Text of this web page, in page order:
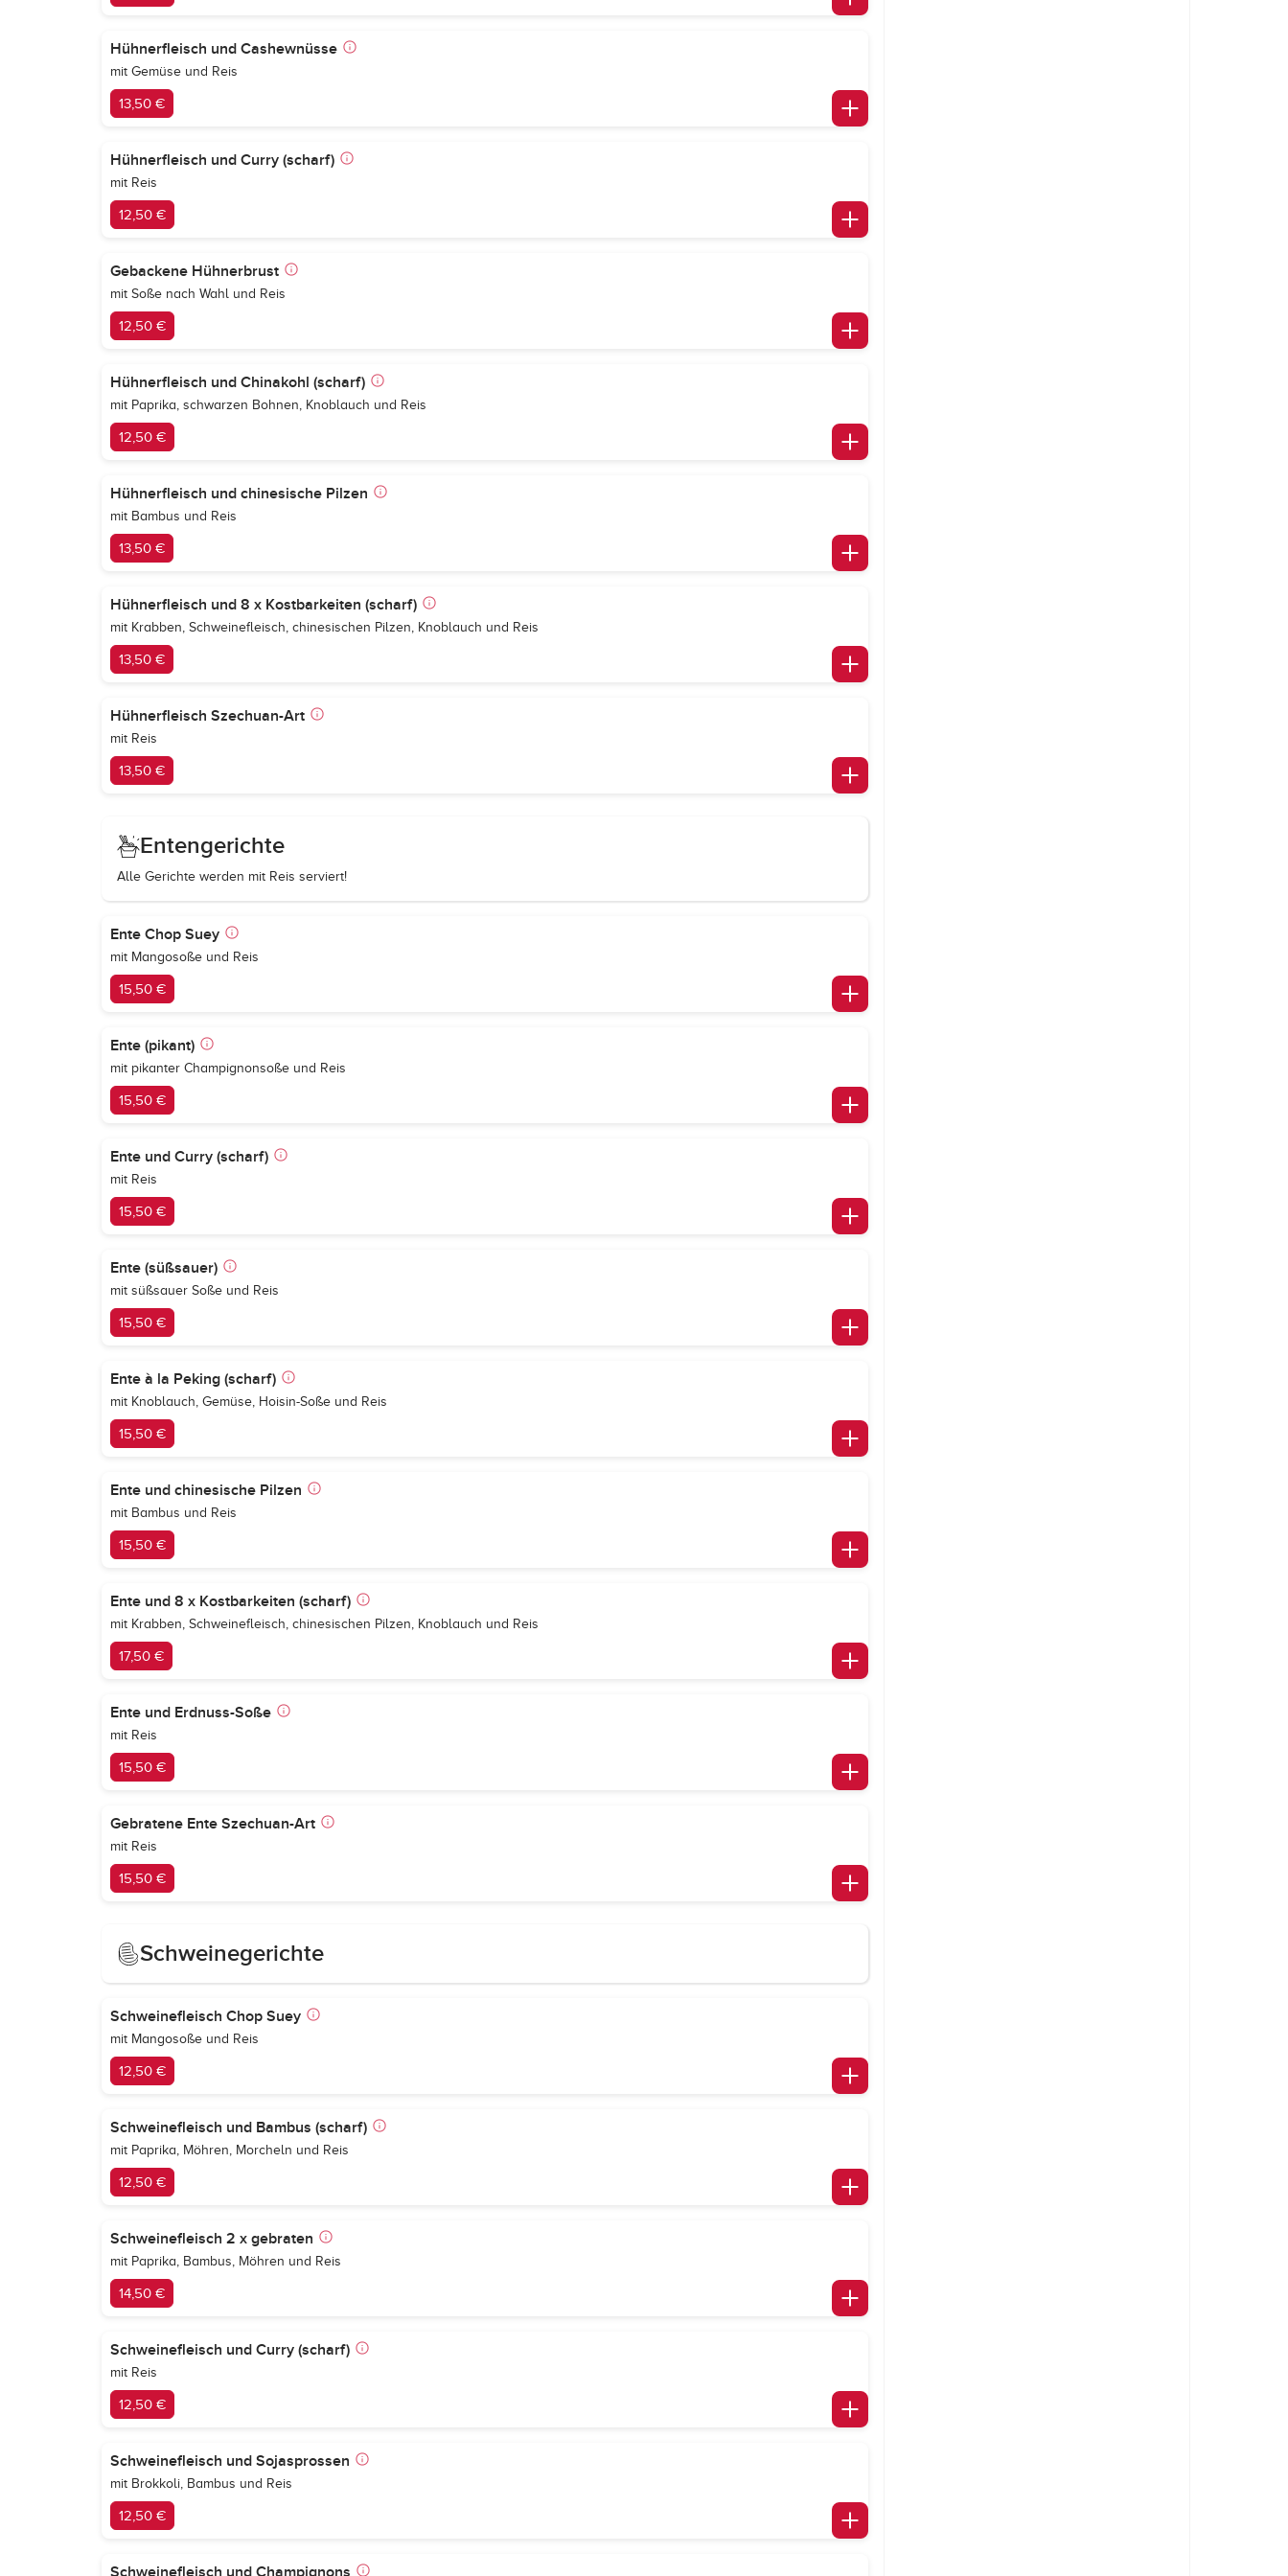
Hühnerfleisch und Cashewnüsse
mit Gemüse und Reis
13,50 €
Hühnerfleisch und Curry (scharf)
mit Reis
12,50 €
Gebackene Hühnerbrust
mit Soße nach Wahl und Reis
12,50 €
Hühnerfleisch und Chinakohl (scharf)
mit Paprika, schwarzen Bohnen, Knoblauch und Reis
12,50 €
Hühnerfleisch und chinesische Pilzen
mit Bambus und Reis
13,50 €
Hühnerfleisch und 8 x Kostbarkeiten (scharf)
mit Krabben, Schweinefleisch, chinesischen Pilzen, Knoblauch und Reis
13,50 €
Hühnerfleisch Szechuan-Art
mit Reis
13,50 €
Entengerichte
Alle Gerichte werden mit Reis serviert!
Ente Chop Suey
mit Mangosoße und Reis
15,50 €
Ente (pikant)
mit pikanter Champignonsoße und Reis
15,50 €
Ente und Curry (scharf)
mit Reis
15,50 €
Ente (süßsauer)
mit süßsauer Soße und Reis
15,50 €
Ente à la Peking (scharf)
mit Knoblauch, Gemüse, Hoisin-Soße und Reis
15,50 €
Ente und chinesische Pilzen
mit Bambus und Reis
15,50 €
Ente und 8 x Kostbarkeiten (scharf)
mit Krabben, Schweinefleisch, chinesischen Pilzen, Knoblauch und Reis
17,50 €
Ente und Erdnuss-Soße
mit Reis
15,50 €
Gebratene Ente Szechuan-Art
mit Reis
15,50 €
Schweinegerichte
Schweinefleisch Chop Suey
mit Mangosoße und Reis
12,50 €
Schweinefleisch und Bambus (scharf)
mit Paprika, Möhren, Morcheln und Reis
12,50 €
Schweinefleisch 2 x gebraten
mit Paprika, Bambus, Möhren und Reis
14,50 €
Schweinefleisch und Curry (scharf)
mit Reis
12,50 €
Schweinefleisch und Sojasprossen
mit Brokkoli, Bambus und Reis
12,50 €
Schweinefleisch und Champignons